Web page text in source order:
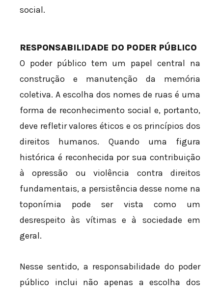
social.
RESPONSABILIDADE DO PODER PÚBLICO
O poder público tem um papel central na
construção e manutenção da memória
coletiva. A escolha dos nomes de ruas é uma
forma de reconhecimento social e, portanto,
deve refletir valores éticos e os princípios dos
direitos humanos. Quando uma figura
histórica é reconhecida por sua contribuição
à opressão ou violência contra direitos
fundamentais, a persistência desse nome na
toponímia pode ser vista como um
desrespeito às vítimas e à sociedade em
geral.
Nesse sentido, a responsabilidade do poder
público inclui não apenas a escolha dos